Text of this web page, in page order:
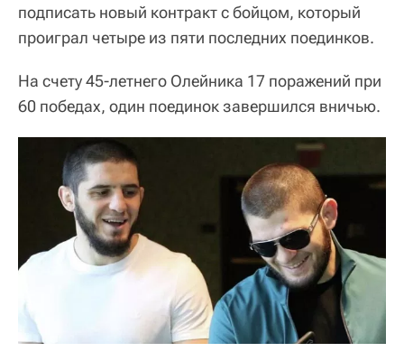
подписать новый контракт с бойцом, который
проиграл четыре из пяти последних поединков.
На счету 45-летнего Олейника 17 поражений при
60 победах, один поединок завершился вничью.